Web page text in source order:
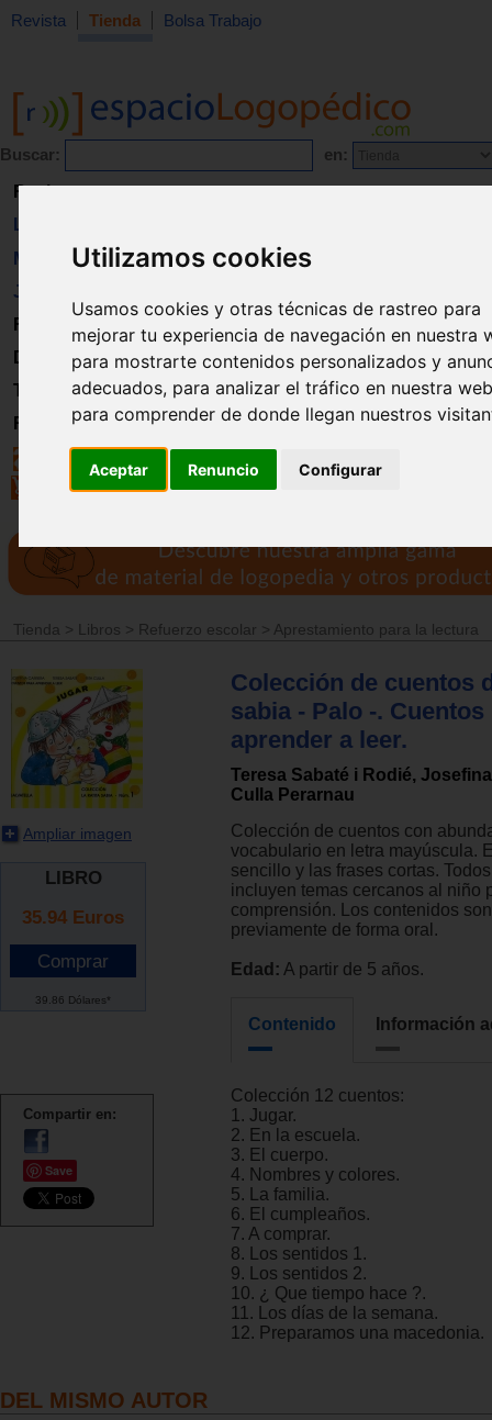
Utilizamos cookies
Usamos cookies y otras técnicas de rastreo para
mejorar tu experiencia de navegación en nuestra
para mostrarte contenidos personalizados y
adecuados, para analizar el tráfico en nuestra
para comprender de donde llegan nuestros
Aceptar Renuncio Configurar
Revista Tienda Bolsa Trabajo
Buscar: en:
Revista
Libros
Material
Juguetes
Formación
Directorio
Trabajo
Registro
Tienda > Libros > Refuerzo escolar > Aprestamiento para la lectura
Ampliar imagen
LIBRO
35.94 Euros
39.86 Dólares*
Compartir en:
Save
Colección de cuentos
sabia - Palo -. Cuentos
aprender a leer.
Teresa Sabaté i Rodié,
Culla Perarnau
Colección de cuentos con
vocabulario en letra mayúscula.
sencillo y las frases cortas.
incluyen temas cercanos al niño
comprensión. Los contenidos
previamente de forma oral.
Edad: A partir de 5 años.
Contenido Información
Colección 12 cuentos:
1. Jugar.
2. En la escuela.
3. El cuerpo.
4. Nombres y colores.
5. La familia.
6. El cumpleaños.
7. A comprar.
8. Los sentidos 1.
9. Los sentidos 2.
10. ¿ Que tiempo hace ?.
11. Los días de la semana.
12. Preparamos una macedonia.
DEL MISMO AUTOR